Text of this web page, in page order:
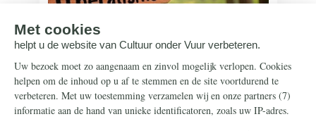
Traditie
15 juli 2025